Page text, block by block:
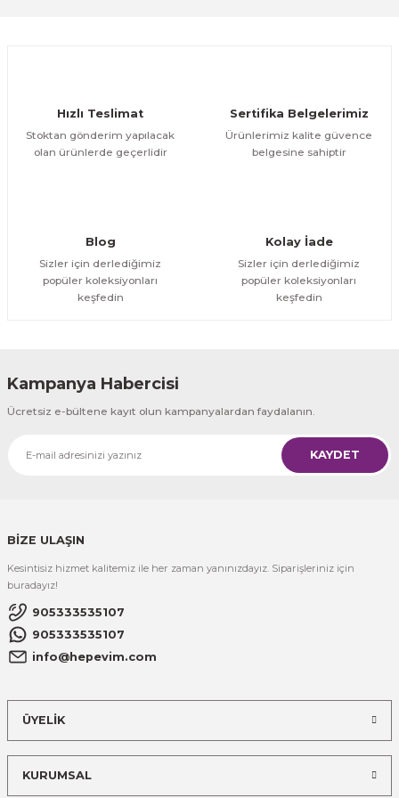
Bu ürüne benzer farklı alternatifler olmalı.
Hızlı Teslimat
Stoktan gönderim yapılacak
olan ürünlerde geçerlidir
Sertifika Belgelerimiz
Ürünlerimiz kalite güvence
belgesine sahiptir
Blog
Sizler için derlediğimiz
popüler koleksiyonları
keşfedin
Kolay İade
Sizler için derlediğimiz
popüler koleksiyonları
keşfedin
Kampanya Habercisi
Ücretsiz e-bültene kayıt olun kampanyalardan faydalanın.
KAYDET
BİZE ULAŞIN
Kesintisiz hizmet kalitemiz ile her zaman yanınızdayız. Siparişleriniz için
buradayız!
905333535107
905333535107
info@hepevim.com
ÜYELİK
KURUMSAL